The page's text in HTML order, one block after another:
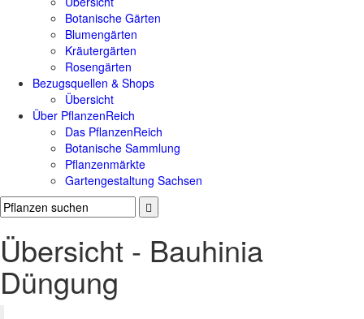
Botanische Gärten
Blumengärten
Kräutergärten
Rosengärten
Bezugsquellen & Shops
Übersicht
Über PflanzenReich
Das PflanzenReich
Botanische Sammlung
Pflanzenmärkte
Gartengestaltung Sachsen
Übersicht - Bauhinia
Düngung